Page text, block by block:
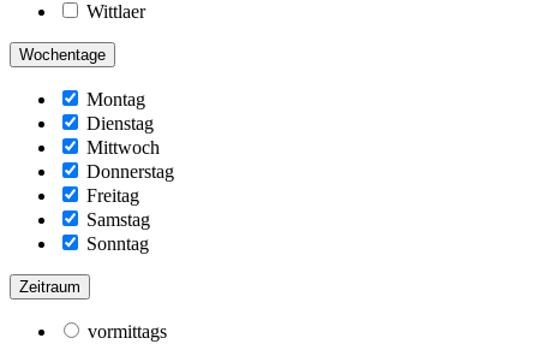
Wittlaer
Wochentage
Montag
Dienstag
Mittwoch
Donnerstag
Freitag
Samstag
Sonntag
Zeitraum
vormittags